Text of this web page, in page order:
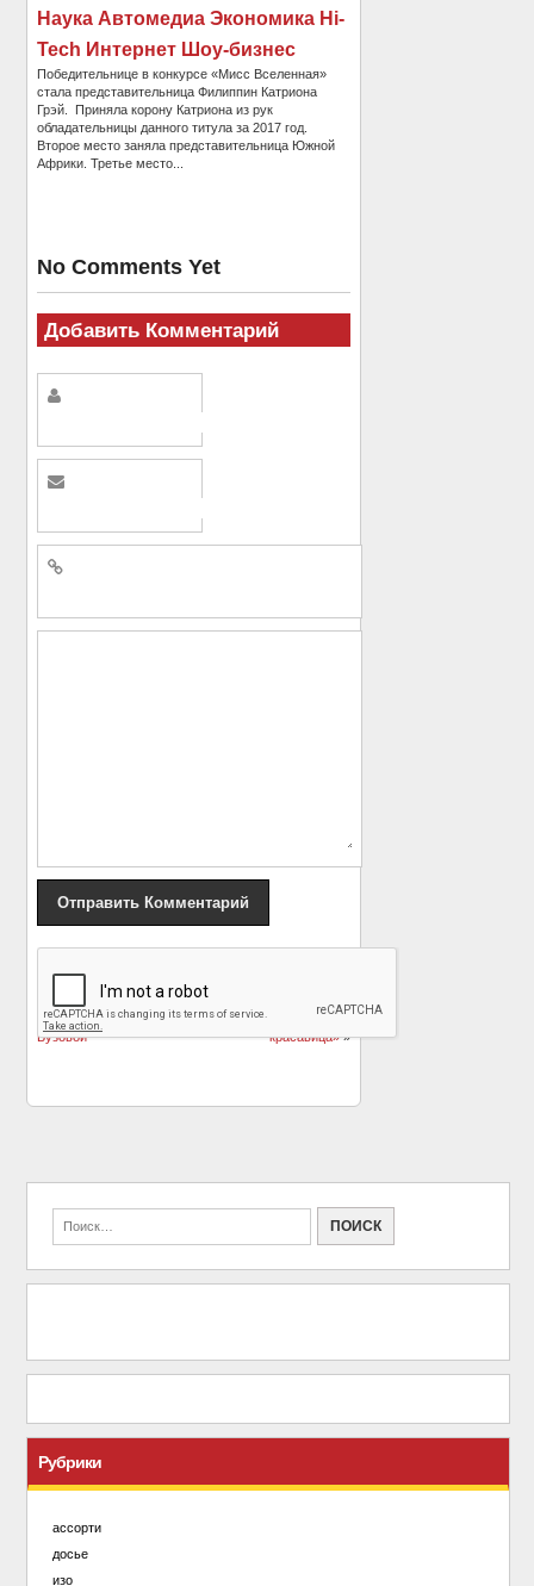
Наука Автомедиа Экономика Hi-
Tech Интернет Шоу-бизнес
Победительнице в конкурсе «Мисс Вселенная»
стала представительница Филиппин Катриона
Грэй. Приняла корону Катриона из рук
обладательницы данного титула за 2017 год.
Второе место заняла представительница Южной
Африки. Третье место...
No Comments Yet
Добавить Комментарий
Юлианна Караулова
извинилась за
неуважение к Ольге
Бузовой
сыграет в новом
сериале «Пекарь и
красавица»»
Рубрики
ассорти
досье
изо